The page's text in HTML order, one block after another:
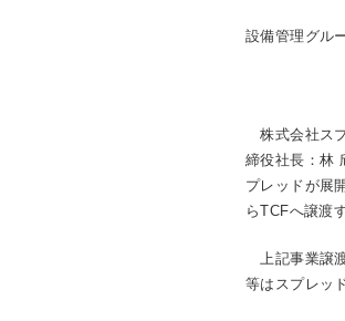
設備管理グル
株式会社ス
締役社長：林
プレッドが展
らTCFへ譲渡
上記事業譲
等はスプレッ